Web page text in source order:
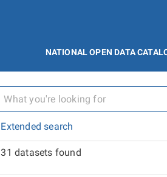
NATIONAL OPEN DATA
Extended search
31 datasets found